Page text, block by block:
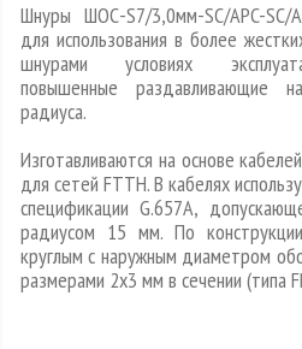
Шнуры ШОС-S7/3,0мм-SC/APC-
для использования в более
шнурами условиях
повышенные раздавливающие
радиуса.
Изготавливаются на основе
для сетей FTTH. В кабелях
спецификации G.657A,
радиусом 15 мм. По
круглым с наружным диаметром
размерами 2х3 мм в сечении (типа